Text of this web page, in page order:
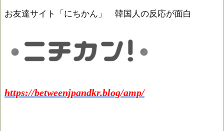
お友達サイト「にちかん」 韓国人の反応が面白
https://betweenjpandkr.blog/amp/